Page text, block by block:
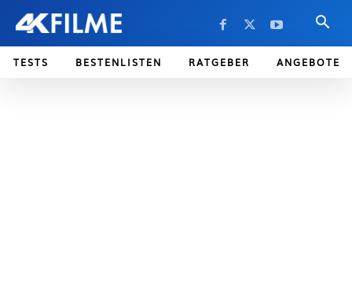
TESTS BESTENLISTEN RATGEBER ANGEBOTE